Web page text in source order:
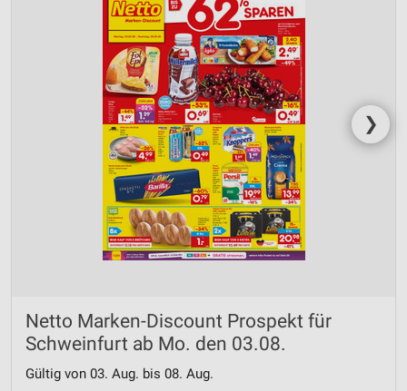
❯
Netto Marken-Discount Prospekt für
Schweinfurt ab Mo. den 03.08.
Gültig von 03. Aug. bis 08. Aug.